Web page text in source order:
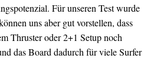
Für unseren Test wurde
uns aber gut vorstellen, dass
Thruster oder 2+1 Setup noch
das Board dadurch für viele Surfer